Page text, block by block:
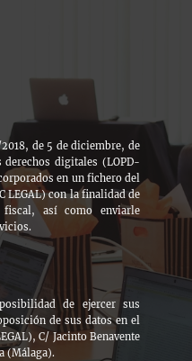
de 5 de diciembre, de
derechos digitales (LOPD-
en un fichero del
LEGAL) con la finalidad de
así como enviarle
de ejercer sus
de sus datos en el
C/ Jacinto Benavente
(Málaga).